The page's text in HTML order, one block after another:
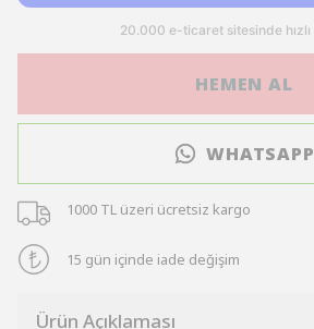
HEMEN AL
WHATSAPP
1000 TL üzeri ücretsiz kargo
15 gün içinde iade değişim
Ürün Açıklaması